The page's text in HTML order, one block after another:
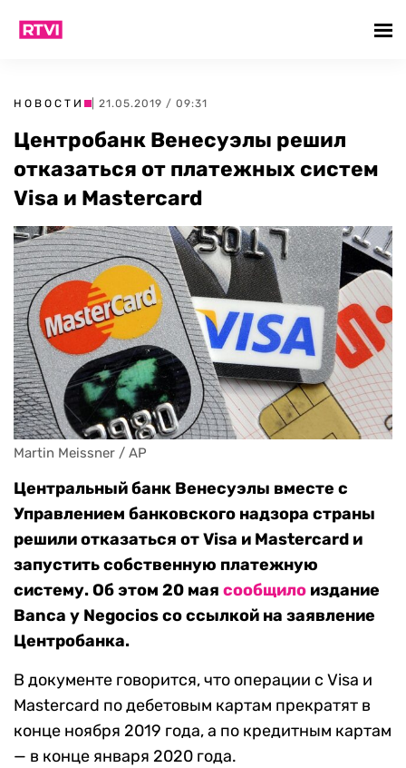
НОВОСТИ | 21.05.2019 / 09:31
Центробанк Венесуэлы решил
отказаться от платежных систем
Visa и Masterсard
Martin Meissner / AP
Центральный банк Венесуэлы вместе с
Управлением банковского надзора страны
решили отказаться от Visa и Masterсard и
запустить собственную платежную
систему. Об этом 20 мая сообщило издание
Banca y Negocios со ссылкой на заявление
Центробанка.
В документе говорится, что операции с Visa и
Masterсard по дебетовым картам прекратят в
конце ноября 2019 года, а по кредитным картам
— в конце января 2020 года.